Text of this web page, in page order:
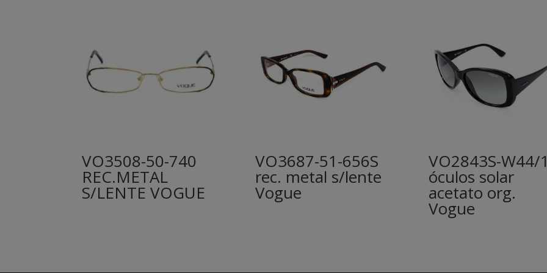
VO3508-50-740
REC.METAL
S/LENTE VOGUE
VO3687-51-656S
rec. metal s/lente
Vogue
VO2843S-W44/
óculos solar
acetato org.
Vogue